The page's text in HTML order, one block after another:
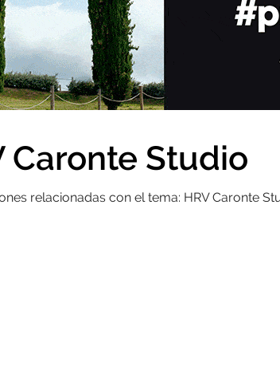
Caronte Studio
relacionadas con el tema: HRV Caronte